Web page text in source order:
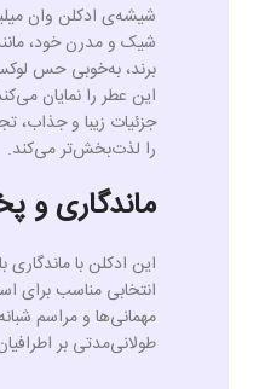
شیشه‌ی ادکلن وان
شیک و مدرن خود،
برند، به‌خوبی حس
این عطر را نمایان
جزئیات زیبا و جذاب،
را لذت‌بخش‌تر می‌کند.
ماندگاری و
این ادکلن با
انتخابی مناسب برای
مهمانی‌ها و مراسم
طولانی‌مدتی بر